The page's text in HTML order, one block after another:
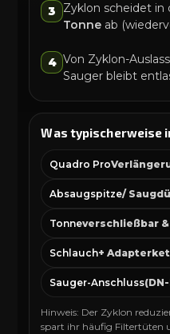
3 Zyklon scheidet in
Tonne ab
4 Von Zyklon-
Sauger bleibt
Was typischerweise
Quadro Pro
Absaugspitze/
Tonneverschließbar
Schlauch+
Sauger-Anschluss
Hinweis: Der Zyklon
spart ihr häufig Filtertüten